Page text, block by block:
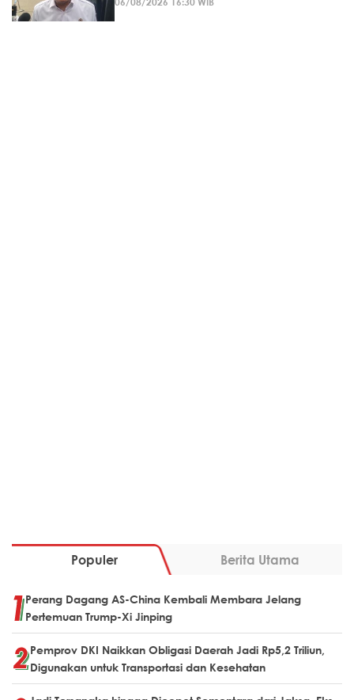
Populer Berita Utama
Perang Dagang AS-China Kembali Membara Jelang
Pertemuan Trump-Xi Jinping
Pemprov DKI Naikkan Obligasi Daerah Jadi Rp5,2 Triliun,
Digunakan untuk Transportasi dan Kesehatan